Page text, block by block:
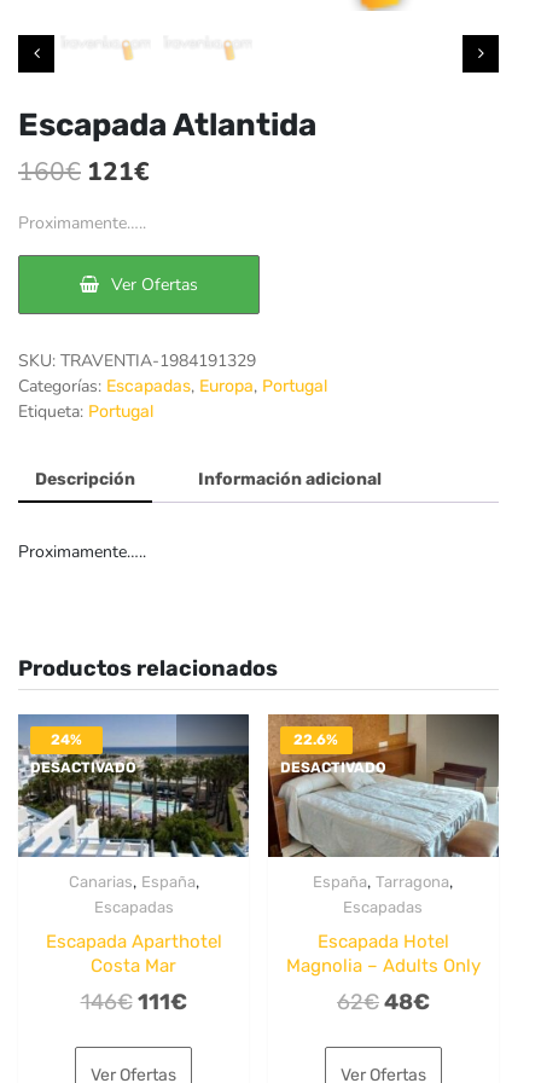
Escapada Atlantida
160€ El
era:
160€.
121€
es:
121€.
Proximamente…..
Ver Ofertas
SKU: TRAVENTIA-1984191329
Categorías: Escapadas, Europa, Portugal
Etiqueta: Portugal
Descripción Información adicional
Proximamente…..
Productos relacionados
24%
DESACTIVADO
Canarias, España,
Escapadas
Escapada Aparthotel
Costa Mar
146€ El
original
111€El
Ver Ofertas
22.6%
DESACTIVADO
España,Tarragona,
Escapadas
Escapada Hotel
Magnolia – Adults Only
62€El
original
48€El
Ver Ofertas